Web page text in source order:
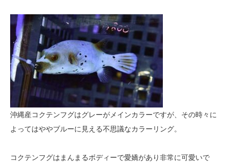
沖縄産コクテンフグはグレーがメインカラーですが、その時々に
よってはややブルーに見える不思議なカラーリング。
コクテンフグはまんまるボディーで愛嬌があり非常に可愛いで